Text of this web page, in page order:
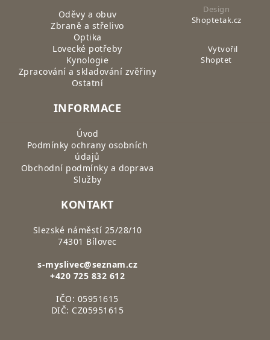
Oděvy a obuv
Zbraně a střelivo
Optika
Lovecké potřeby
Kynologie
Zpracování a skladování zvěřiny
Ostatní
INFORMACE
Úvod
Podmínky ochrany osobních
údajů
Obchodní podmínky a doprava
Služby
KONTAKT
Slezské náměstí 25/28/10
74301 Bílovec
s-myslivec@seznam.cz
+420 725 832 612
IČO: 05951615
DIČ: CZ05951615
Design
Shoptetak.cz
Vytvořil
Shoptet